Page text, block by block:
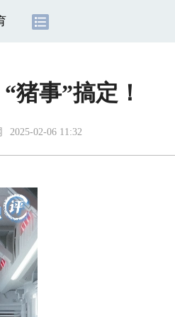
猪事”搞定！
2025-02-06 11:32